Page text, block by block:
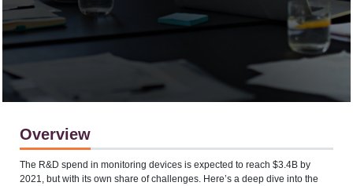
Overview
The R&D spend in monitoring devices is expected to reach $3.4B by
2021, but with its own share of challenges. Here’s a deep dive into the